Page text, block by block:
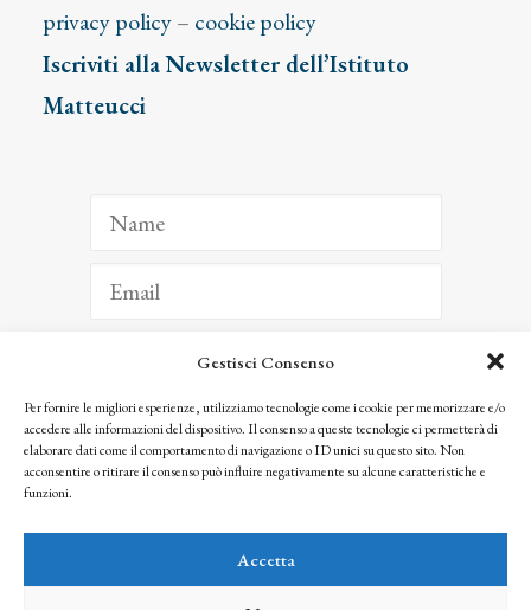
Gestisci Consenso
Per fornire le migliori esperienze, utilizziamo tecnologie come i cookie per memorizzare e/o
accedere alle informazioni del dispositivo. Il consenso a queste tecnologie ci permetterà di
elaborare dati come il comportamento di navigazione o ID unici su questo sito. Non
acconsentire o ritirare il consenso può influire negativamente su alcune caratteristiche e
funzioni.
Accetta
privacy policy– cookie policy
Iscriviti alla Newsletter dell’Istituto
Matteucci
ISCRIVITI
Facendo clic per iscriverti, riconosci che le tue informazioni saranno trattate
seguendo la nostra Privacy Policy
© 2025 Istituto Matteucci. All right reserved
l’autorizzazione scritta dei proprietari dei diritti e dell’Istituto Matteucci